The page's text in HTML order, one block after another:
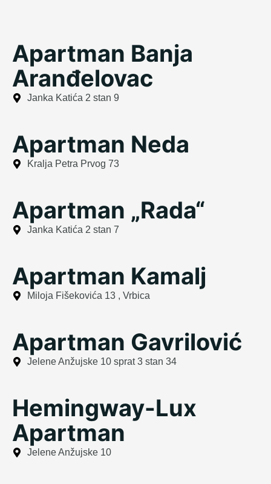
Apartman Banja
Aranđelovac
Janka Katića 2 stan 9
Apartman Neda
Kralja Petra Prvog 73
Apartman „Rada“
Janka Katića 2 stan 7
Apartman Kamalj
Miloja Fišekovića 13 , Vrbica
Apartman Gavrilović
Jelene Anžujske 10 sprat 3 stan 34
Hemingway-Lux
Apartman
Jelene Anžujske 10